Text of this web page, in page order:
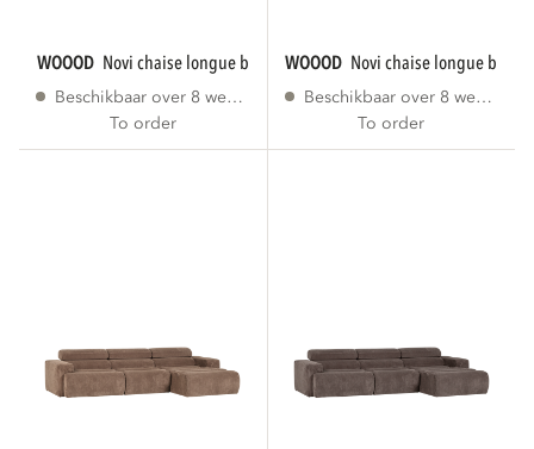
WOOOD novi chaise longue bank rechts...
Beschikbaar over 8 weken
To order
WOOOD novi chaise longue bank
Beschikbaar over 8 weken
To order